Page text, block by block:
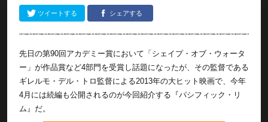
ツイートする シェアする
先日の第90回アカデミー賞において「シェイプ・オブ・ウォータ
ー」が作品賞など4部門を受賞し話題になったが、その監督である
ギレルモ・デル・トロ監督による2013年の大ヒット映画で、今年
4月には続編も公開されるのが今回紹介する『パシフィック・リ
ム』だ。